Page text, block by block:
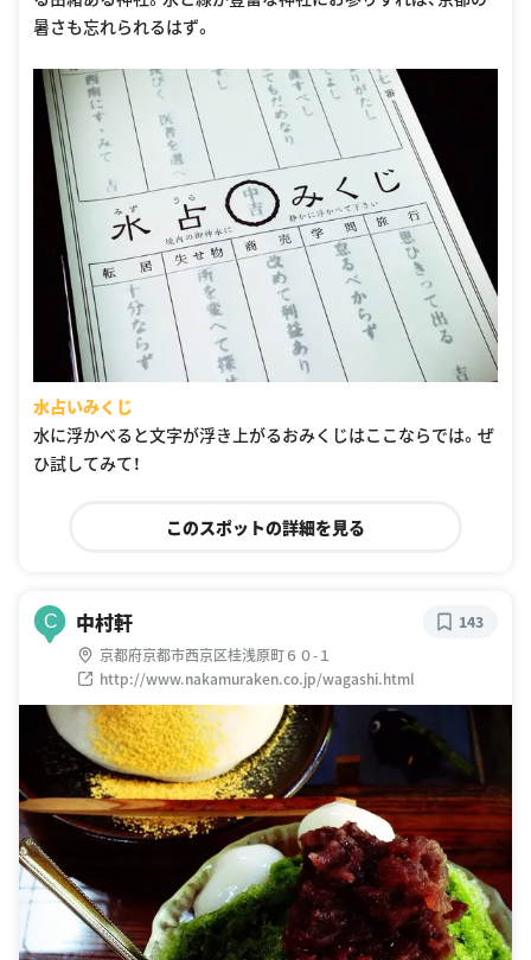
暑さも忘れられるはず。
水占いみくじ
水に浮かべると文字が浮き上がるおみくじはここならでは。ぜ
ひ試してみて！
このスポットの詳細を見る
C 中村軒
京都府京都市西京区桂浅原町６０-１
http://www.nakamuraken.co.jp/wagashi.html
143